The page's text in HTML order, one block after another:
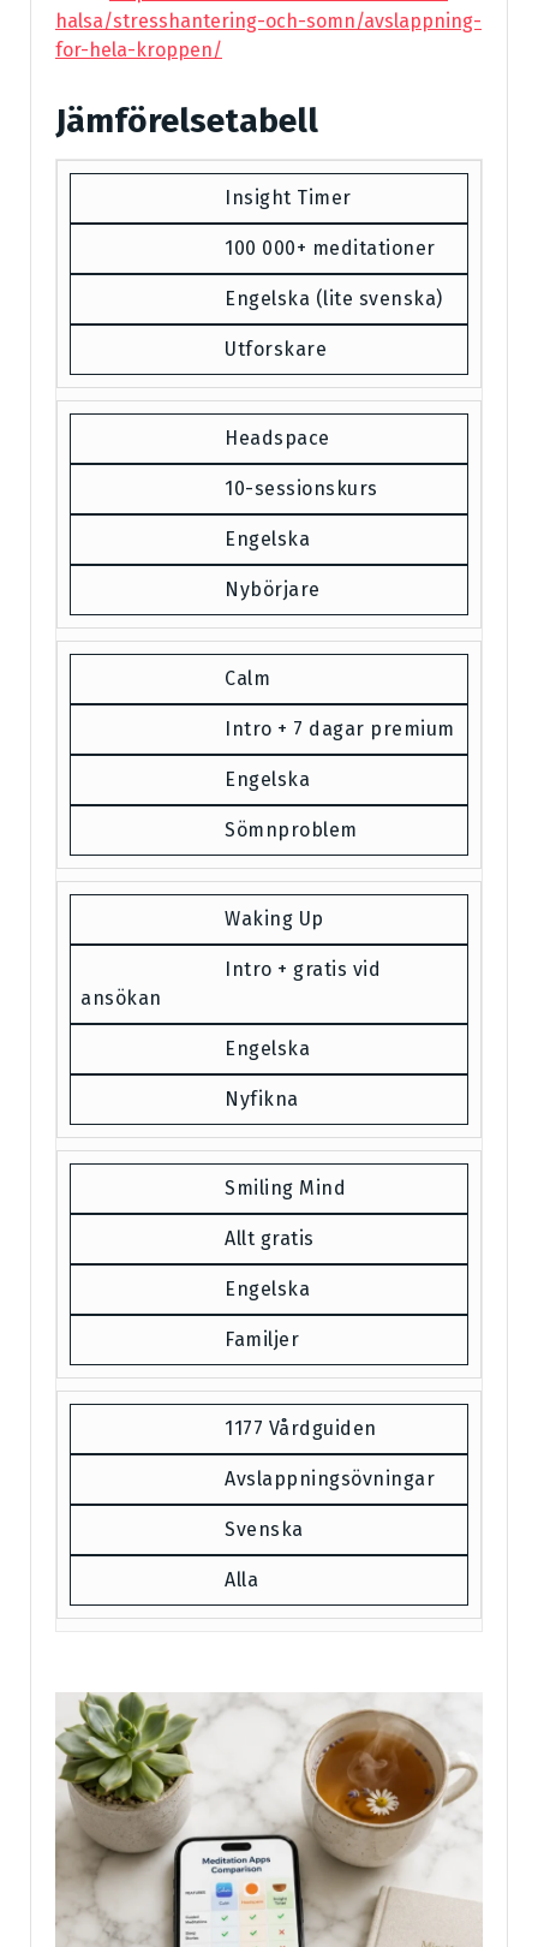
halsa/stresshantering-och-somn/avslappning-
for-hela-kroppen/
Jämförelsetabell
Insight Timer
100 000+ meditationer
Engelska (lite svenska)
Utforskare
Headspace
10-sessionskurs
Engelska
Nybörjare
Calm
Intro + 7 dagar premium
Engelska
Sömnproblem
Waking Up
Intro + gratis vid
ansökan
Engelska
Nyfikna
Smiling Mind
Allt gratis
Engelska
Familjer
1177 Vårdguiden
Avslappningsövningar
Svenska
Alla